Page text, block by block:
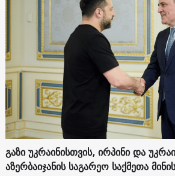
გაზი უკრაინისთვის, ირპინი და
აზერბაიჯანის საგარეო საქმეთა